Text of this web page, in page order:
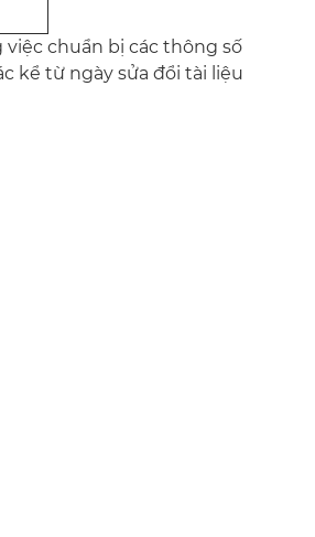
chuẩn bị các thông số
kể từ ngày sửa đổi tài liệu